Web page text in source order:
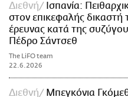
Διεθνή
Ισπανία:
στον επικεφαλής δικαστή
έρευνας κατά της
Πέδρο Σάντσεθ
The LiFO team
22.6.2026
Διεθνή
Μπεγκόνια